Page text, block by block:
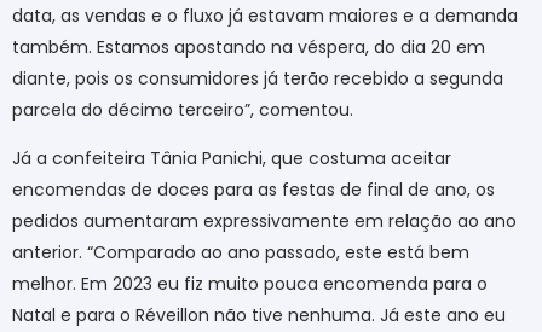
data, as vendas e o fluxo já estavam maiores e a demanda
também. Estamos apostando na véspera, do dia 20 em
diante, pois os consumidores já terão recebido a segunda
parcela do décimo terceiro”, comentou.
Já a confeiteira Tânia Panichi, que costuma aceitar
encomendas de doces para as festas de final de ano, os
pedidos aumentaram expressivamente em relação ao ano
anterior. “Comparado ao ano passado, este está bem
melhor. Em 2023 eu fiz muito pouca encomenda para o
Natal e para o Réveillon não tive nenhuma. Já este ano eu